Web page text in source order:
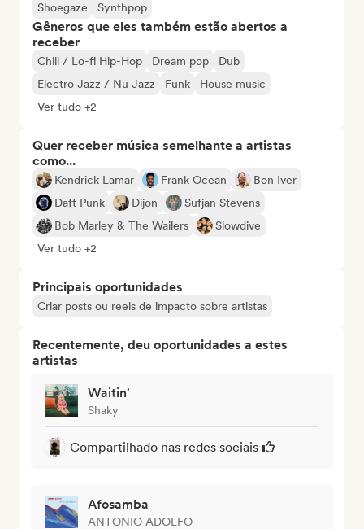
Shoegaze
Synthpop
Gêneros que eles também estão abertos a
receber
Chill / Lo-fi Hip-Hop Dream pop
Dub
Electro Jazz / Nu Jazz
Funk
House music
Ver tudo +2
Quer receber música semelhante a artistas
como...
Kendrick Lamar Frank Ocean
Bon Iver
Daft Punk
Dijon
Sufjan Stevens
Bob Marley & The Wailers
Slowdive
Ver tudo +2
Principais oportunidades
Criar posts ou reels de impacto sobre artistas
Recentemente, deu oportunidades a estes
artistas
Waitin'
Shaky
Compartilhado nas redes sociais
Afosamba
ANTONIO ADOLFO